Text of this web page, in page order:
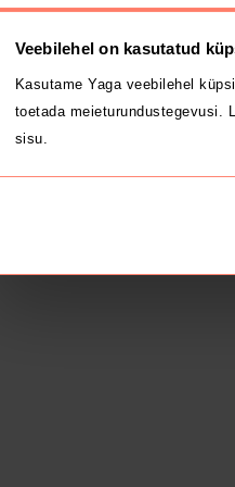
Veebilehel on kasutatud
Kasutame Yaga veebilehel
toetada meieturundustegevusi.
sisu.